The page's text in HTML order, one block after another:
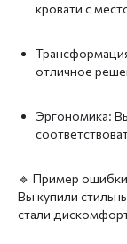
кровати с
отличное
Эргономика:
🔹 Пример
Вы купили
стали